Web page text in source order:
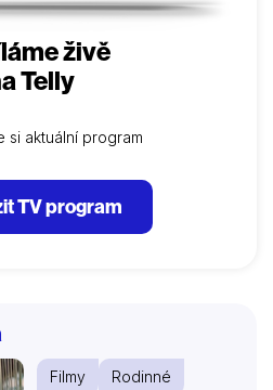
živě
Telly
si aktuální program
TV program
Filmy
Rodinné